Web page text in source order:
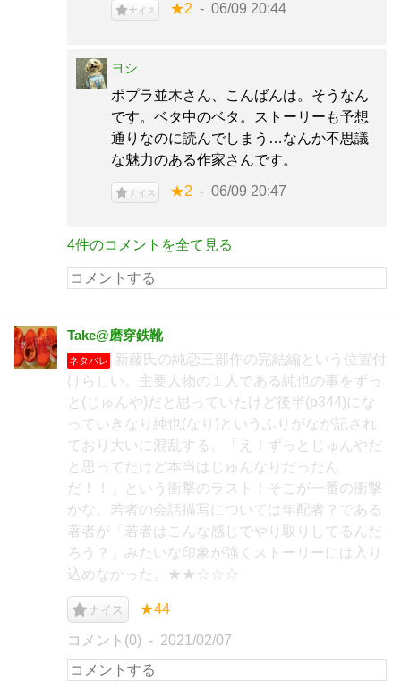
ナイス ★2 06/09 20:44
ヨシ
ポプラ並木さん、こんばんは。そうなん
です。ベタ中のベタ。ストーリーも予想
通りなのに読んでしまう…なんか不思議
な魅力のある作家さんです。
ナイス ★2 06/09 20:47
4件のコメントを全て見る
Take@磨穿鉄靴
ネタバレ
新藤氏の純恋三部作の完結編という位置付
けらしい。主要人物の１人である純也の事をずっ
と(じゅんや)だと思っていたけど後半(p344)にな
っていきなり純也(なり)というふりがなが記され
ており大いに混乱する。「え！ずっとじゅんやだ
と思ってたけど本当はじゅんなりだったん
だ！！」という衝撃のラスト！そこが一番の衝撃
かな。若者の会話描写については年配者？である
著者が「若者はこんな感じでやり取りしてるんだ
ろう？」みたいな印象が強くストーリーには入り
込めなかった。★★☆☆☆
ナイス ★44
コメント(0) 2021/02/07